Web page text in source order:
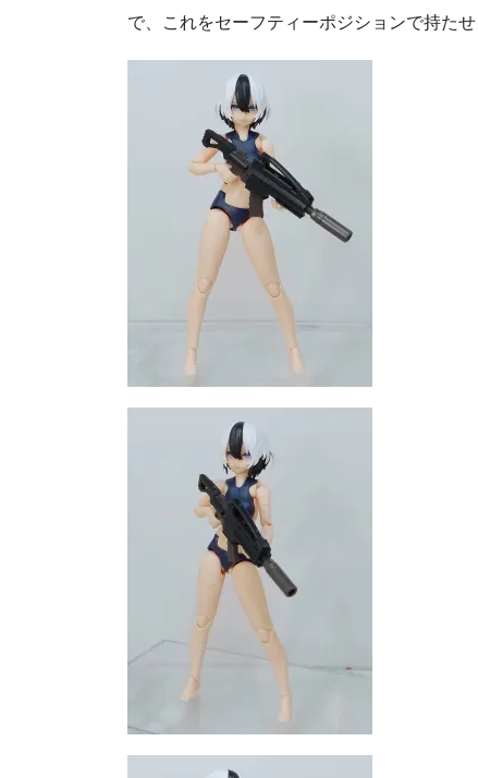
で、これをセーフティーポジションで持た